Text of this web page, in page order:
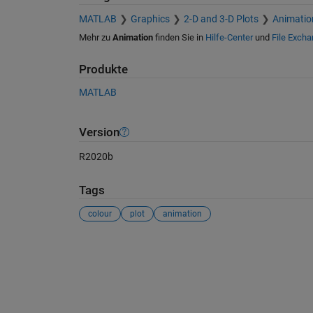
MATLAB Graphics 2-D and 3-D Plots
Mehr zu Animationfinden Sie in Hilfe-Centerund File
Produkte
MATLAB
Version
R2020b
Tags
colour plot animation